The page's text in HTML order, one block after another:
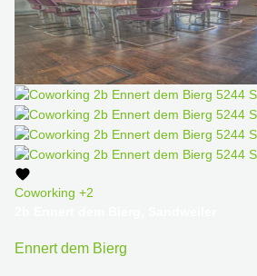
Coworking +2
Ennert dem Bierg